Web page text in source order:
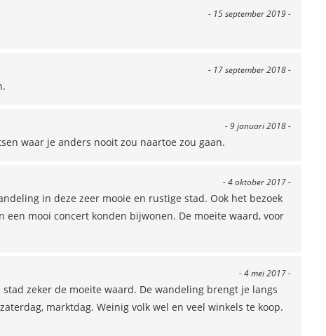
- 15 september 2019 -
- 17 september 2018 -
- 9 januari 2018 -
waar je anders nooit zou naartoe zou gaan.
- 4 oktober 2017 -
in deze zeer mooie en rustige stad. Ook het bezoek
mooi concert konden bijwonen. De moeite waard, voor
- 4 mei 2017 -
zeker de moeite waard. De wandeling brengt je langs
marktdag. Weinig volk wel en veel winkels te koop.